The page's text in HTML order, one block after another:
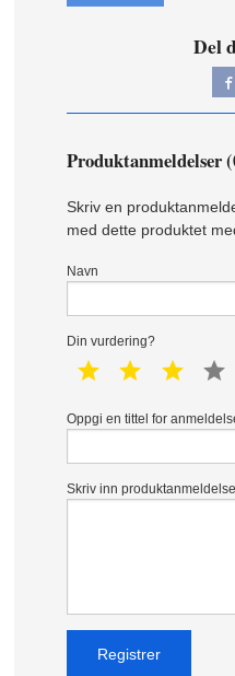
Del
Produktanmeldelser
Skriv en
med dette produktet
Navn
Din vurdering?
1 star 2 star 3 star
Oppgi en tittel for
Skriv inn